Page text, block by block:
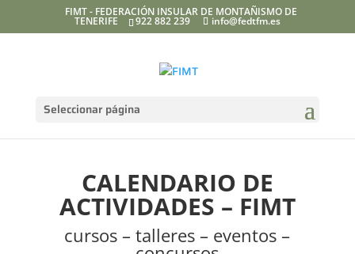
FIMT - FEDERACIÓN INSULAR DE MONTAÑISMO DE
TENERIFE 922 882 239 info@fedtfm.es
Seleccionar página
CALENDARIO DE
ACTIVIDADES – FIMT
cursos – talleres – eventos –